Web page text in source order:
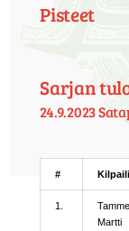
Pisteet
Sarjan
24.9.2023
#
1.
Martti